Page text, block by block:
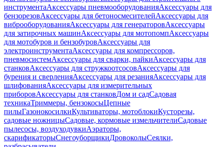
инструментаАксессуары пневмооборудованияАксессуары для
бензорезовАксессуары для бетоносмесителейАксессуары для
виброоборудованияАксессуары для генераторовАксессуары
для затирочных машинАксессуары для мотопомпАксессуары
для мотобуров и бензобуровАксессуары для
электроинструментаАксессуары для компрессоров,
пневмосистемАксессуары для сварки, пайкиАксессуары для
станковАксессуары для стружкоотсосовАксессуары для
бурения и сверленияАксессуары для резанияАксессуары для
шлифованияАксессуары для измерительных
приборовАксессуары для станковДом и садСадовая
техникаТриммеры, бензокосыЦепные
пилыГазонокосилкиКультиваторы, мотоблокиКусторезы,
садовые ножницыСадовые, кормовые измельчителиСадовые
пылесосы, воздуходувкиАэраторы,
скарификаторыСнегоуборщикиДровоколыСеялки,